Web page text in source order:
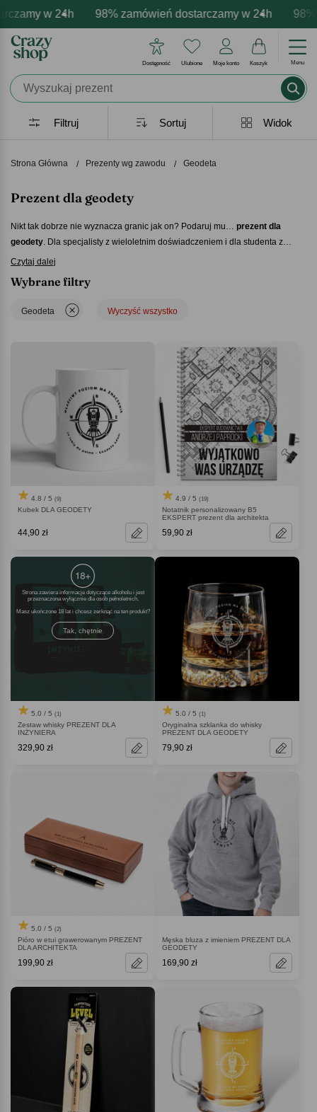
w 24h 98% zamówień dostarczamy w 24h 98%
produktów Profesjonalna i darmowa
- zawsze udane prezenty Prezentujemy pozytywne
Dostępność Ulubione Moje konto Koszyk Menu
Strona Główna Prezenty wg zawodu Geodeta
Prezent dla geodety
Nikt tak dobrze nie wyznacza granic jak on? Podaruj mu… prezent dla
geodety. Dla specjalisty z wieloletnim doświadczeniem i dla studenta z
wielkimi aspiracjami – oryginalny upominek na pewno przypadnie mu do
Personalizowany kubek, ciepła bluza, notatnik na wszystko, co ważne – a
Ciebie w naszej ofercie. Sprawdź, spersonalizuj i zamów swój ulubiony już
Czytaj dalej
Filtruj Widok
Sortuj
Wybrane filtry
Geodeta Wyczyść wszystko
4.8 / 5 (9)
Kubek DLA GEODETY
44,90 zł
4.9 / 5 (19)
Notatnik personalizowany B5
EKSPERT prezent dla architekta
59,90 zł
Strona zawiera informacje dotyczące alkoholu i jest
przeznaczona wyłącznie dla osób pełnoletnich.
Masz ukończone 18 lat i chcesz zerknąć na ten produkt
Tak, chętnie
5.0 / 5 (1)
Zestaw whisky PREZENT DLA
INŻYNIERA
329,90 zł
5.0 / 5 (1)
Oryginalna szklanka do whisky
PREZENT DLA GEODETY
79,90 zł
5.0 / 5 (2)
Pióro w etui grawerowanym PREZENT
DLA ARCHITEKTA
199,90 zł
Męska bluza z imieniem PREZENT DLA
GEODETY
169,90 zł